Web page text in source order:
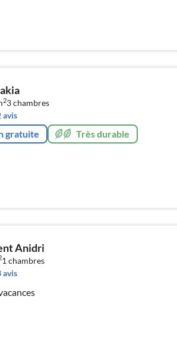
23chambres
avis
gratuite Très durable
Anidri
1 chambres
avis